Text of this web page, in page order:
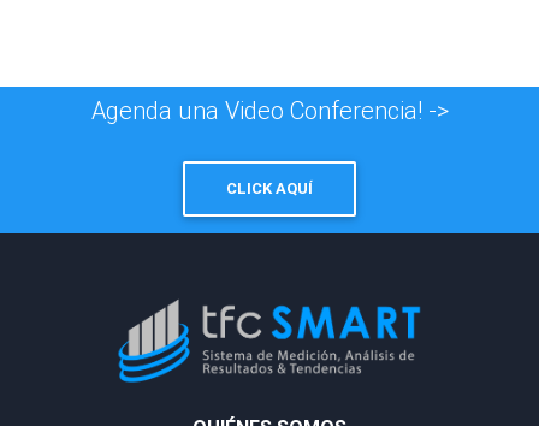
Agenda una Video Conferencia! ->
CLICK AQUÍ